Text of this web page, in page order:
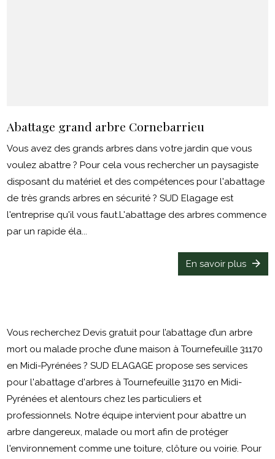
Abattage grand arbre Cornebarrieu
Vous avez des grands arbres dans votre jardin que vous
voulez abattre ? Pour cela vous rechercher un paysagiste
disposant du matériel et des compétences pour l'abattage
de très grands arbres en sécurité ? SUD Elagage est
l'entreprise qu'il vous faut.L'abattage des arbres commence
par un rapide éla...
En savoir plus
Vous recherchez Devis gratuit pour l’abattage d’un arbre
mort ou malade proche d’une maison à Tournefeuille 31170
en Midi-Pyrénées ? SUD ELAGAGE propose ses services
pour l'abattage d'arbres à Tournefeuille 31170 en Midi-
Pyrénées et alentours chez les particuliers et
professionnels. Notre équipe intervient pour abattre un
arbre dangereux, malade ou mort afin de protéger
l'environnement comme une toiture, clôture ou voirie. Pour